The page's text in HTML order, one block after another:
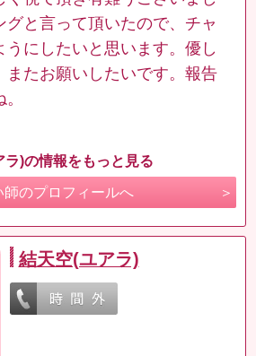
グと言って頂いたので、チャ
うにしたいと思います。優し
またお願いしたいです。報告
ラ)の情報をもっと見る
師のプロフィールへ
結天空(ユアラ)